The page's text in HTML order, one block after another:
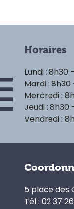
Horaires
Lundi : 8h30
Mardi : 8h30
Mercredi :
Jeudi : 8h30
Vendredi :
5 place des
Tél : 02 37